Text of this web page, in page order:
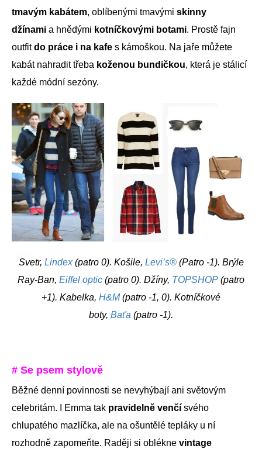
tmavým kabátem, oblíbenými tmavými skinny
džínami a hnědými kotníčkovými botami. Prostě fajn
outfitdo práce i na kafe s kámoškou. Na jaře můžete
kabát nahradit třeba koženou bundičkou, která je stálicí
každé módní sezóny.
Svetr, Lindex(patro 0). Košile, Levi’s®(Patro -1). Brýle
Ray-Ban, Eiffel optic (patro 0). Džíny, TOPSHOP (patro
+1). Kabelka, H&M(patro -1, 0). Kotníčkové
boty, Baťa (patro -1).
# Se psem stylově
Běžné denní povinnosti se nevyhýbají ani světovým
celebritám. I Emma tak pravidelně venčí svého
chlupatého mazlíčka, ale na ošuntělé tepláky u ní
rozhodně zapomeňte. Raději si oblékne vintage